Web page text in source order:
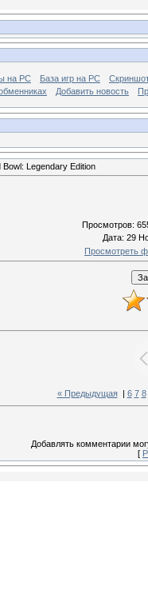
на PC База игр на РС
Добавить новость
Bowl: Legendary Edition
Просмотров:
Дата: 29
Просмотреть
« Предыдущая| 6 7 8
Добавлять комментарии
[